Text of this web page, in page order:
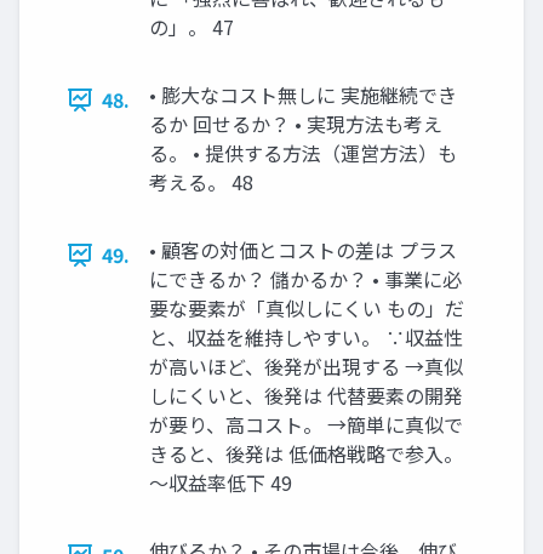
の」。 47
48.
• 膨大なコスト無しに 実施継続でき
るか 回せるか？ • 実現方法も考え
る。 • 提供する方法（運営方法）も
考える。 48
49.
• 顧客の対価とコストの差は プラス
にできるか？ 儲かるか？ • 事業に必
要な要素が「真似しにくい もの」だ
と、収益を維持しやすい。 ∵収益性
が高いほど、後発が出現する →真似
しにくいと、後発は 代替要素の開発
が要り、高コスト。 →簡単に真似で
きると、後発は 低価格戦略で参入。
～収益率低下 49